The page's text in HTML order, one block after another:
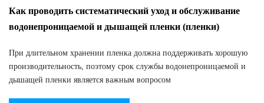
Как проводить систематический уход и обслуживание
водонепроницаемой и дышащей пленки (пленки)
При длительном хранении пленка должна поддерживать хорошую
производительность, поэтому срок службы водонепроницаемой и
дышащей пленки является важным вопросом